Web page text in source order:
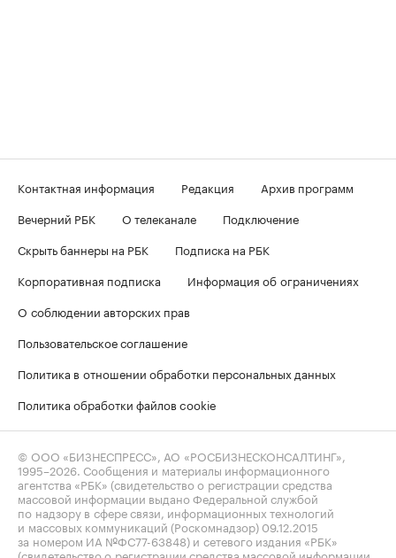
Контактная информация Редакция
Архив программ
Вечерний РБК
О телеканале
Подключение
Скрыть баннеры на РБК
Подписка на РБК
Корпоративная подписка
Информация об ограничениях
О соблюдении авторских прав
Пользовательское соглашение
Политика в отношении обработки персональных данных
Политика обработки файлов cookie
© ООО «БИЗНЕСПРЕСС», АО «РОСБИЗНЕСКОНСАЛТИНГ»,
1995–2026. Сообщения и материалы информационного
агентства «РБК» (свидетельство о регистрации средства
массовой информации выдано Федеральной службой
по надзору в сфере связи, информационных технологий
и массовых коммуникаций (Роскомнадзор) 09.12.2015
за номером ИА №ФС77-63848) и сетевого издания «РБК»